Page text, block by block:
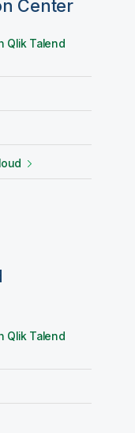
Center
Qlik Talend
Qlik Talend